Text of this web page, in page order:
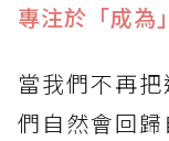
專注於「成為
當我們不再
們自然會回